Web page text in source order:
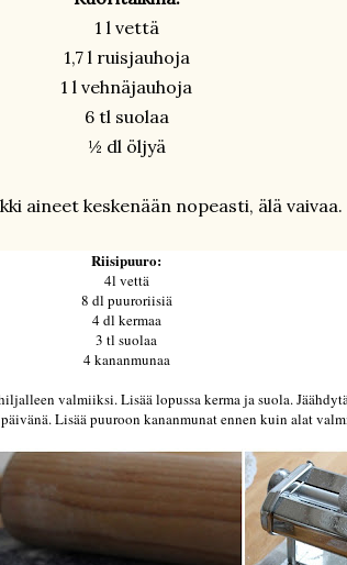
1 l vettä
1,7 l ruisjauhoja
1 l vehnäjauhoja
6 tl suolaa
½ dl öljyä
aineet keskenään nopeasti, älä vaivaa.
Riisipuuro:
4l vettä
8 dl puuroriisiä
4 dl kermaa
3 tl suolaa
4 kananmunaa
valmiiksi. Lisää lopussa kerma ja suola.
Lisää puuroon kananmunat ennen kuin alat